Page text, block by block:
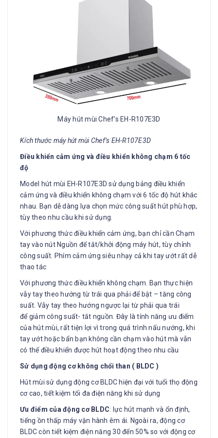
Máy hút mùi Chef’s EH-R107E3D
Kích thước máy hút mùi Chef’s EH-R107E3D
Điều khiển cảm ứng và điều khiển không chạm 6 tốc
độ
Model hút mùi EH-R107E3D sử dụng bảng điều khiển
cảm ứng và điều khiển không chạm với 6 tốc độ hút khác
nhau. Bạn dễ dàng lựa chọn mức công suất hút phù hợp,
tùy theo nhu cầu khi sử dụng.
Với phương thức điều khiển cảm ứng, bạn chỉ cần Chạm
tay vào nút Nguồn để tắt/khởi động máy hút, tùy chỉnh
công suất. Phím cảm ứng siêu nhạy cả khi tay ướt rất dễ
thao tác
Với phương thức điều khiển không chạm. Bạn thực hiện
vẫy tay theo hướng từ trái qua phải để bật – tăng công
suất. Vẫy tay theo hướng ngược lại từ phải qua trái
để giảm công suất- tắt nguồn. Đây là tính năng ưu điểm
của hút mùi, rất tiện lợi vì trong quá trình nấu nướng, khi
tay ướt hoặc bẩn bạn không cần chạm vào hút mà vẫn
có thể điều khiển được hút hoạt động theo nhu cầu
Sử dụng động cơ không chổi than ( BLDC )
Hút mùi sử dụng động cơ BLDC hiện đại với tuổi thọ động
cơ cao, tiết kiệm tối đa điện năng khi sử dụng
Ưu điểm của động cơ BLDC: lực hút mạnh và ổn định,
tiếng ồn thấp máy vận hành êm ái. Ngoài ra, động cơ
BLDC còn tiết kiệm điện năng 30 đến 50% so với động cơ